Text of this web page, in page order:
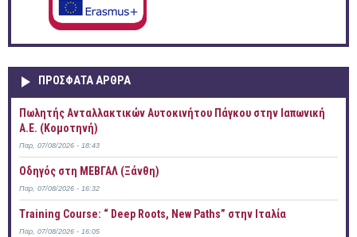
ΠΡOΣΦΑΤΑ AΡΘΡΑ
Πωλητής Ανταλλακτικών Αυτοκινήτου Πάγκου στην Ιαπωνική
Α.Ε. (Κομοτηνή)
Παρ, 07/08/2026 - 18:43
Οδηγός στη ΜΕΒΓΑΛ (Ξάνθη)
Παρ, 07/08/2026 - 16:32
Training Course: “ Deep Roots, New Paths” στην Ιταλία
Παρ, 07/08/2026 - 16:05